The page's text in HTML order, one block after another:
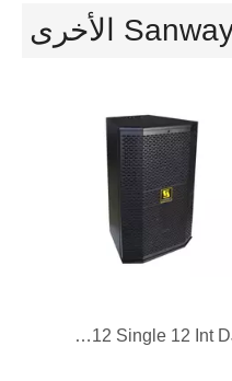
DA43K2 17200W GALLIUM NITRIDE CLASS D AUDIO AUDIO AUDIO AUDIO
AT12 Single 12 Int DJ مكبر صوت